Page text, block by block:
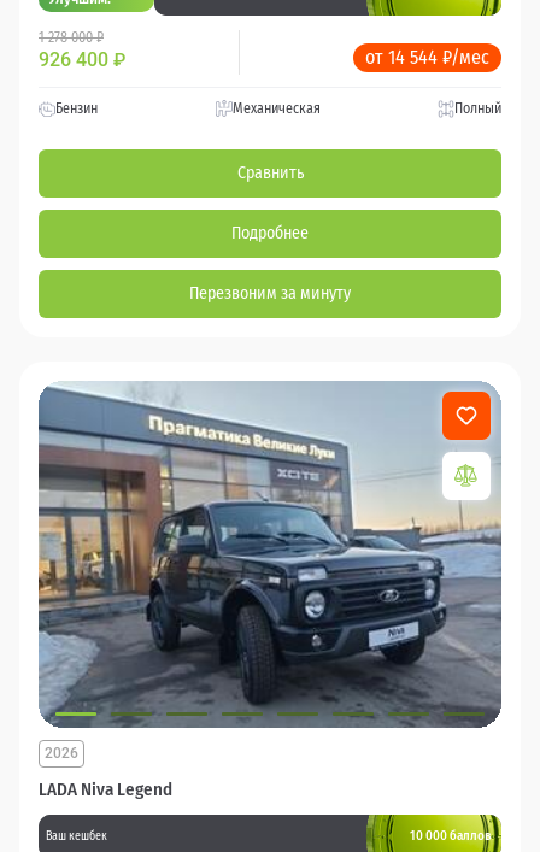
1 278 000 ₽
926 400 ₽ от 14 544 ₽/мес
Бензин Механическая Полный
Сравнить
Подробнее
Перезвоним за минуту
LADA Niva Legend
2026
Ваш кешбек 10 000 баллов